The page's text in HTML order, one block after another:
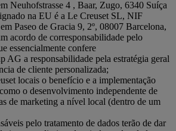
Neuhofstrasse 4 , Baar, Zugo, 6340 Suíça
na EU é a Le Creuset SL, NIF
Paseo de Gracia 9, 2º, 08007 Barcelona,
acordo de corresponsabilidade pelo
essencialmente confere
AG a responsabilidade pela estratégia geral
de cliente personalizada;
locais o benefício e a implementação
o desenvolvimento independente de
de marketing a nível local (dentro de um
pelo tratamento de dados terão de dar